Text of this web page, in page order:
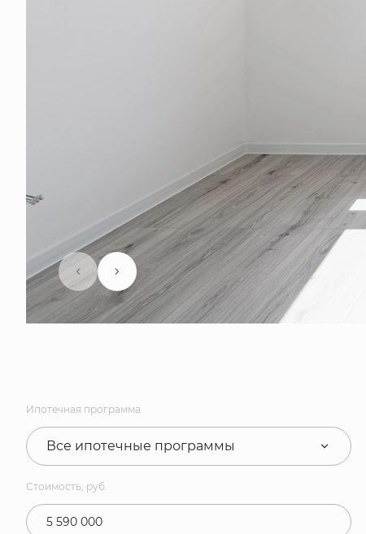
Ипотечная программа
Все ипотечные программы
Стоимость, руб.